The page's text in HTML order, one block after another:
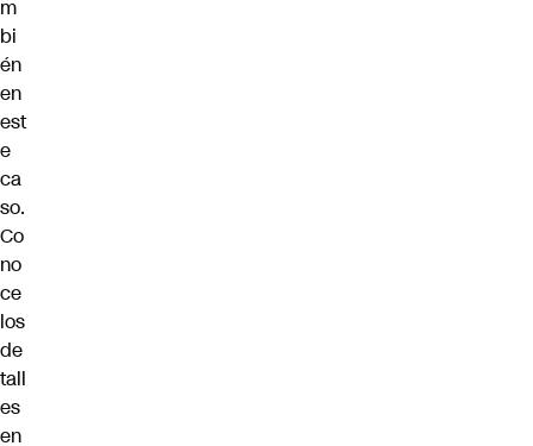
m
bi
én
en
est
e
ca
so.
Co
no
ce
los
de
tall
es
en